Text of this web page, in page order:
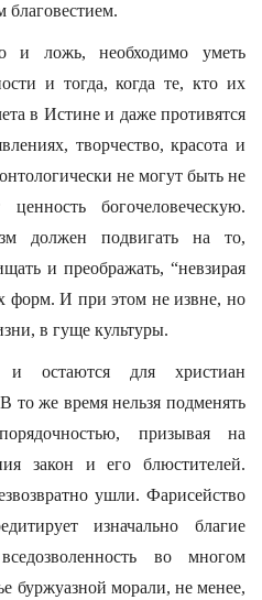
благовестием.
и ложь, необходимо уметь
и тогда, когда те, кто их
в Истине и даже противятся
творчество, красота и
не могут быть не
богочеловеческую.
должен подвигать на то,
и преображать, “невзирая
форм. И при этом не извне, но
в гуще культуры.
и остаются для христиан
то же время нельзя подменять
призывая на
закон и его блюстителей.
ушли. Фарисейство
изначально благие
во многом
буржуазной морали, не менее,